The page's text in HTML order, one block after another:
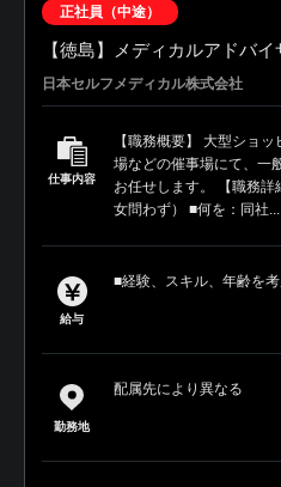
正社員（中途）
【徳島】メディカルアドバ
日本セルフメディカル株式会社
仕事内容
【職務概要】 大型ショ
場などの催事場にて、一
お任せします。 【職務
女問わず） ■何を：同社...
給与
■経験、スキル、年齢を
勤務地
配属先により異なる